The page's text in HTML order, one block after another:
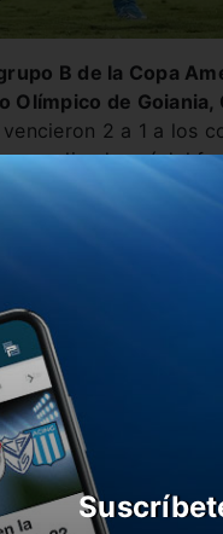
B de la Copa
Olímpico de Goiania,
2 a 1 a los
saliendo así del
el futuro.
todo el partido,
crear el suficiente
su parte, el equipo
y aprovechó las que
para darle